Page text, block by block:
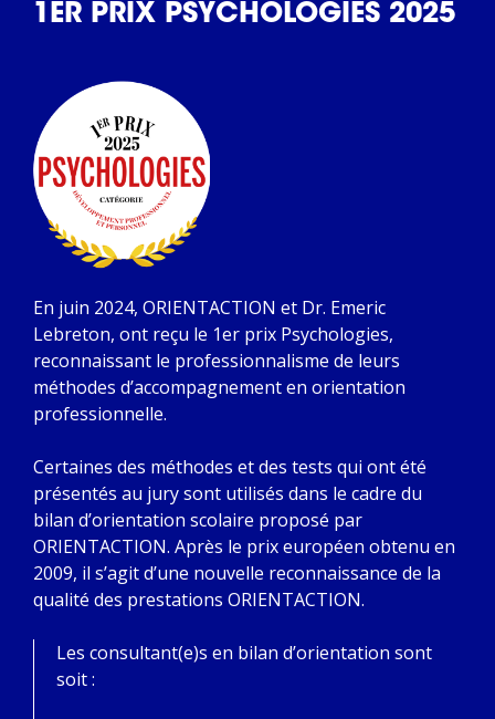
1ER PRIX PSYCHOLOGIES 2025
En juin 2024, ORIENTACTION et Dr. Emeric
Lebreton, ont reçu le 1er prix Psychologies,
reconnaissant le professionnalisme de leurs
méthodes d’accompagnement en orientation
professionnelle.
Certaines des méthodes et des tests qui ont été
présentés au jury sont utilisés dans le cadre du
bilan d’orientation scolaire proposé par
ORIENTACTION. Après le prix européen obtenu en
2009, il s’agit d’une nouvelle reconnaissance de la
qualité des prestations ORIENTACTION.
Les consultant(e)s en bilan d’orientation sont
soit :